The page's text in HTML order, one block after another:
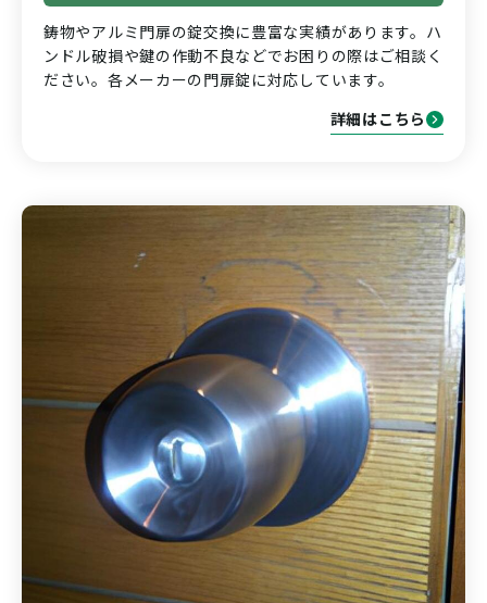
鋳物やアルミ門扉の錠交換に豊富な実績があります。ハ
ンドル破損や鍵の作動不良などでお困りの際はご相談く
ださい。各メーカーの門扉錠に対応しています。
詳細はこちら